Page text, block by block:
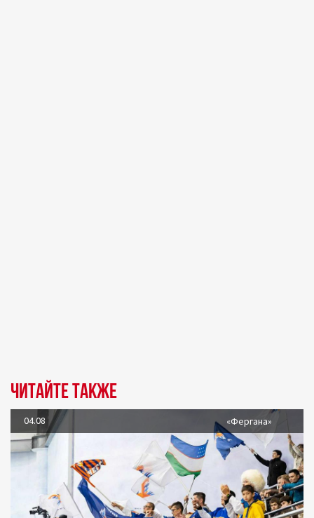
Читайте также
04.08 «Фергана»